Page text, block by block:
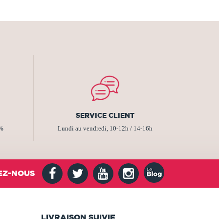
SERVICE CLIENT
Lundi au vendredi, 10-12h / 14-16h
NOUS
LIVRAISON SUIVIE